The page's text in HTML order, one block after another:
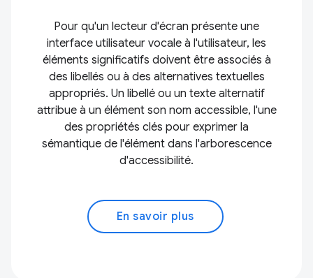
Pour qu'un lecteur d'écran présente une
interface utilisateur vocale à l'utilisateur, les
éléments significatifs doivent être associés à
des libellés ou à des alternatives textuelles
appropriés. Un libellé ou un texte alternatif
attribue à un élément son nom accessible, l'une
des propriétés clés pour exprimer la
sémantique de l'élément dans l'arborescence
d'accessibilité.
En savoir plus